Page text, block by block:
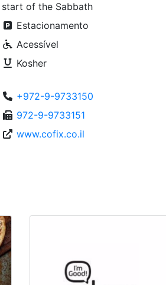
start of the Sabbath
Estacionamento
Acessível
Kosher
+972-9-9733150
972-9-9733151
www.cofix.co.il